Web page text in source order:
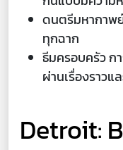
ดนตรีมหากาพ
ทุกฉาก
ธีมครอบครัว ก
ผ่านเรื่องราวแ
Detroit: